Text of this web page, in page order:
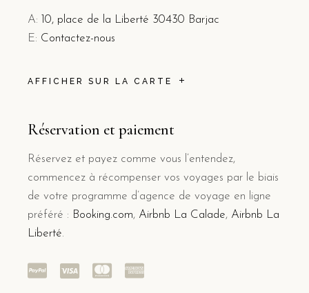
A:
10, place de la Liberté 30430 Barjac
E: Contactez-nous
AFFICHER SUR LA CARTE
Réservation et paiement
Réservez et payez comme vous l’entendez,
commencez à récompenser vos voyages par le biais
de votre programme d’agence de voyage en ligne
préféré : Booking.com, Airbnb La Calade, Airbnb La
Liberté.